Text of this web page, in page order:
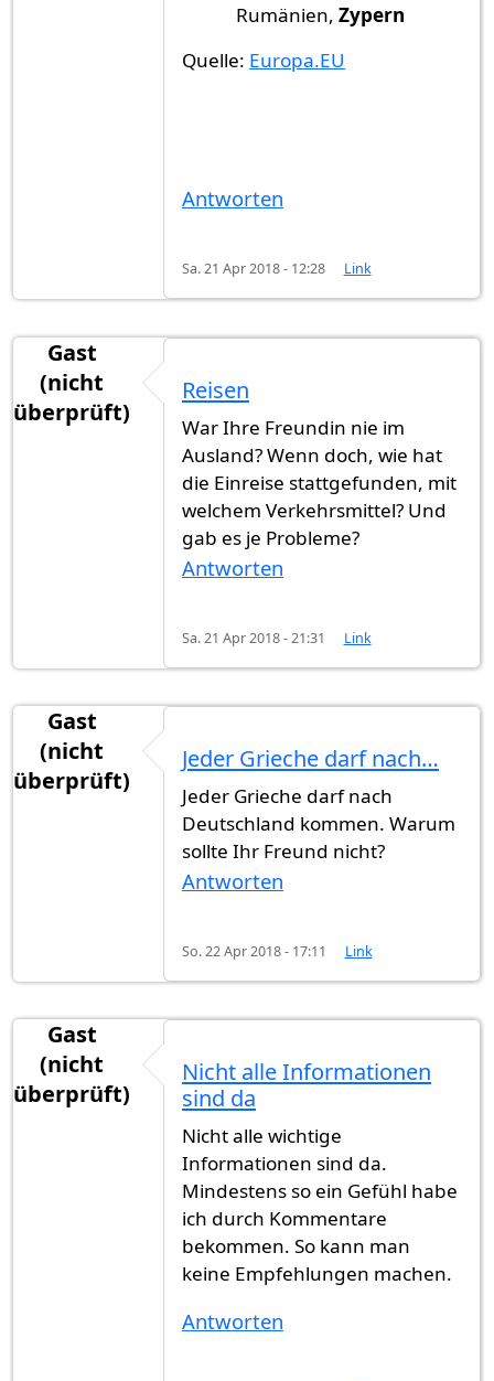
Rumänien,Zypern
Quelle: Europa.EU
Antworten
Sa. 21 Apr 2018 - 12:28 Link
Gast
(nicht
überprüft)
Reisen
War Ihre Freundin nie im
Ausland? Wenn doch, wie hat
die Einreise stattgefunden, mit
welchem Verkehrsmittel? Und
gab es je Probleme?
Antworten
Sa. 21 Apr 2018 - 21:31 Link
Gast
(nicht
überprüft)
Jeder Grieche darf nach…
Jeder Grieche darf nach
Deutschland kommen. Warum
sollte Ihr Freund nicht?
Antworten
So. 22 Apr 2018 - 17:11 Link
Gast
(nicht
überprüft)
Nicht alle Informationen
sind da
Nicht alle wichtige
Informationen sind da.
Mindestens so ein Gefühl habe
ich durch Kommentare
bekommen. So kann man
keine Empfehlungen machen.
Antworten